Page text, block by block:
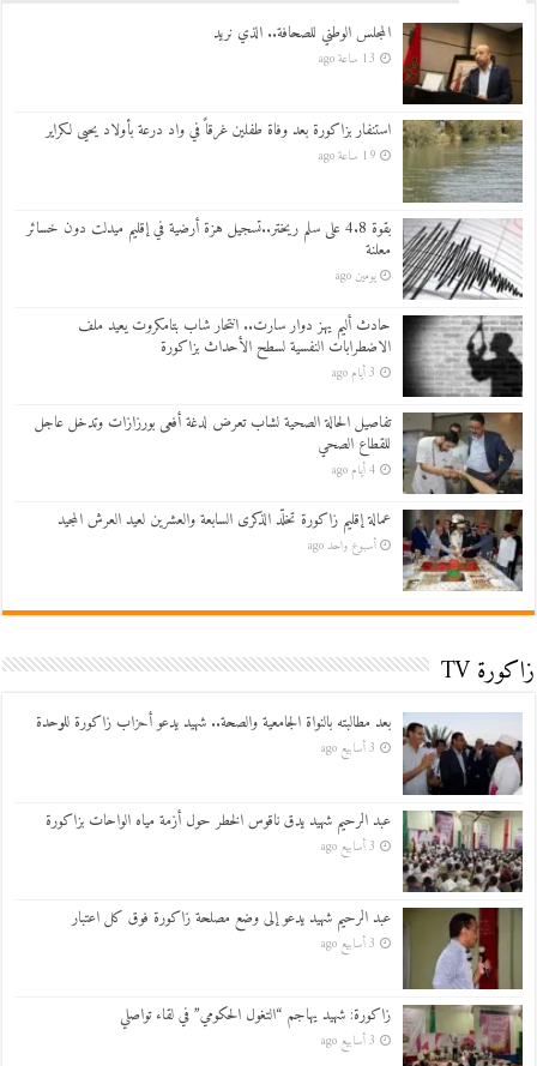
المجلس الوطني للصحافة.. الذي نريد
13 ساعة ago
استنفار بزاكورة بعد وفاة طفلين غرقاً في واد درعة بأولاد يحيى لكراير
19 ساعة ago
بقوة 4.8 على سلم ريختر..تسجيل هزة أرضية في إقليم ميدلت دون خسائر
معلنة
يومين ago
حادث أليم يهز دوار سارت.. انتحار شاب بتامكروت يعيد ملف
الاضطرابات النفسية لسطح الأحداث بزاكورة
3 أيام ago
تفاصيل الحالة الصحية لشاب تعرض لدغة أفعى بورزازات وتدخل عاجل
للقطاع الصحي
4 أيام ago
عمالة إقليم زاكورة تخلّد الذكرى السابعة والعشرين لعيد العرش المجيد
أسبوع واحد ago
زاكورة TV
بعد مطالبته بالنواة الجامعية والصحة.. شهيد يدعو أحزاب زاكورة للوحدة
3 أسابيع ago
عبد الرحيم شهيد يدق ناقوس الخطر حول أزمة مياه الواحات بزاكورة
3 أسابيع ago
عبد الرحيم شهيد يدعو إلى وضع مصلحة زاكورة فوق كل اعتبار
3 أسابيع ago
زاكورة: شهيد يهاجم “التغول الحكومي” في لقاء تواصلي
3 أسابيع ago